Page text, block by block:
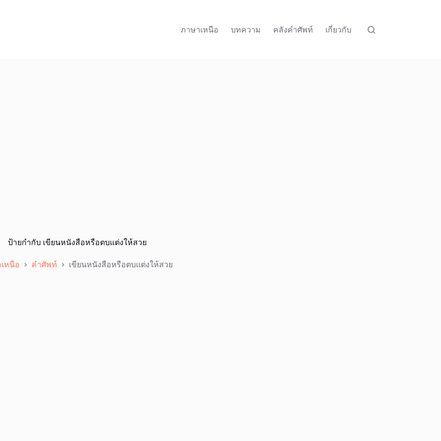
ภาษาเหนือ
บทความ คลังคำศัพท์ เกี่ยวกับ
ป้ายกำกับ เขียนหนังสือหรือตบแต่งให้สวย
หนือ คำศัพท์ เขียนหนังสือหรือตบแต่งให้สวย